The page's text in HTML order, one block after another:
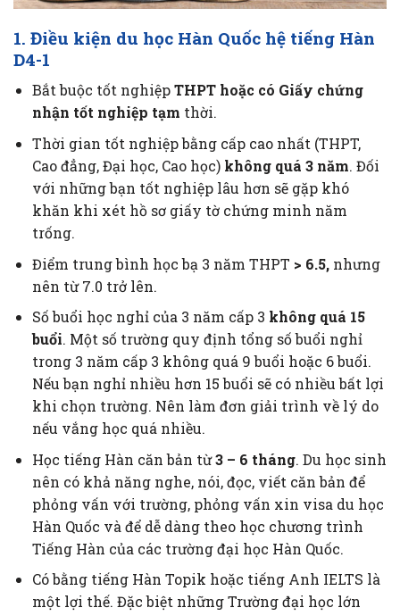
1. Điều kiện du học Hàn Quốc hệ tiếng Hàn
D4-1
Bắt buộc tốt nghiệpTHPT hoặc có Giấy chứng
nhận tốt nghiệp tạm thời.
Thời gian tốt nghiệp bằng cấp cao nhất (THPT,
Cao đẳng, Đại học, Cao học) không quá 3 năm. Đối
với những bạn tốt nghiệp lâu hơn sẽ gặp khó
khăn khi xét hồ sơ giấy tờ chứng minh năm
trống.
Điểm trung bình học bạ 3 năm THPT > 6.5,nhưng
nên từ 7.0 trở lên.
Số buổi học nghỉ của 3 năm cấp 3 không quá 15
buổi. Một số trường quy định tổng số buổi nghỉ
trong 3 năm cấp 3 không quá 9 buổi hoặc 6 buổi.
Nếu bạn nghỉ nhiều hơn 15 buổi sẽ có nhiều bất lợi
khi chọn trường. Nên làm đơn giải trình về lý do
nếu vắng học quá nhiều.
Học tiếng Hàn căn bản từ3 – 6 tháng. Du học sinh
nên có khả năng nghe, nói, đọc, viết căn bản để
phỏng vấn với trường, phỏng vấn xin visa du học
Hàn Quốc và để dễ dàng theo học chương trình
Tiếng Hàn của các trường đại học Hàn Quốc.
Có bằng tiếng Hàn Topik hoặc tiếng Anh IELTS là
một lợi thế. Đặc biệt những Trường đại học lớn